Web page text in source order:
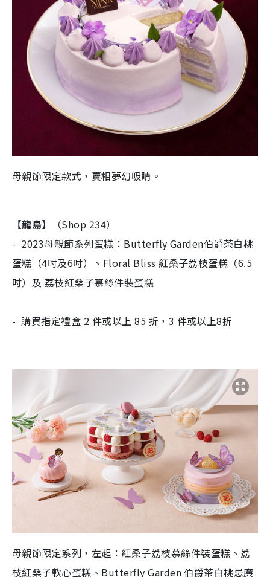
母親節限定款式，賣相夢幻吸睛。
【龍島】（Shop 234）​
- 2023母親節系列蛋糕：Butterfly Garden伯爵茶白桃
蛋糕（4吋及6吋）、Floral Bliss 紅桑子荔枝蛋糕（6.5
吋）及 荔枝紅桑子慕絲件裝蛋糕
- 購買指定禮盒 2 件或以上 85 折，3 件或以上8折
母親節限定系列，左起：紅桑子荔枝慕絲件裝蛋糕、荔
枝紅桑子軟心蛋糕、Butterfly Garden 伯爵茶白桃忌廉